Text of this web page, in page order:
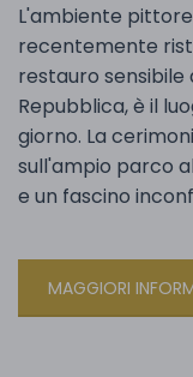
L'ambiente
recentemente
restauro sensibile
Repubblica, è il
giorno. La
sull'ampio parco
e un fascino
MAGGIORI